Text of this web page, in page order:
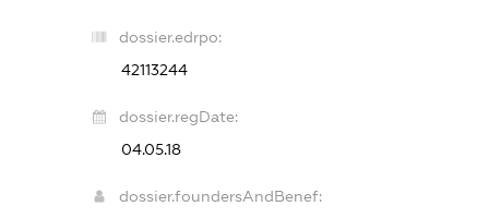
dossier.edrpo:
42113244
dossier.regDate:
04.05.18
dossier.foundersAndBenef: